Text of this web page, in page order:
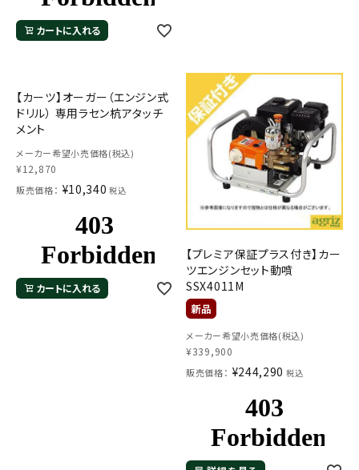
カートに入れる
【カーツ】オーガー（エンジン式
ドリル） 専用ラセン杭アタッチ
メント
メーカー希望小売価格(税込)
¥12,870
販売価格： ¥10,340 税込
カートに入れる
【プレミア保証プラス付き】カー
ツエンジンセット動噴
SSX4011M
メーカー希望小売価格(税込)
¥339,900
販売価格： ¥244,290 税込